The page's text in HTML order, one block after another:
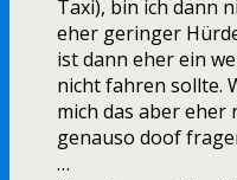
Taxi), bin ich dann
eher geringer
ist dann eher ein
nicht fahren sollte.
mich das aber eher
genauso doof
…